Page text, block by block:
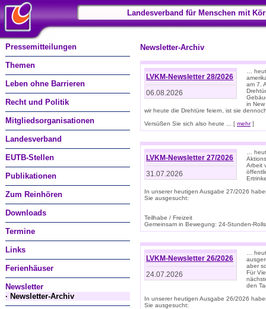
Landesverband für Menschen mit
Pressemitteilungen
Themen
Leben ohne Barrieren
Recht und Politik
Mitgliedsorganisationen
Landesverband
EUTB-Stellen
Publikationen
Zum Reinhören
Downloads
Termine
Links
Ferienhäuser
Newsletter
· Newsletter-Archiv
Newsletter-Archiv
LVKM-Newsletter 28/2026
06.08.2026
…
am 7.
in
wir heute die Drehtüre feiern, ist sie
Versüßen Sie sich also heute ... [ mehr]
LVKM-Newsletter 27/2026
31.07.2026
…
Arbeit
In unserer heutigen Ausgabe 27/2026
Sie ausgesucht:
Teilhabe / Freizeit
Gemeinsam in Bewegung: 24-Stunden-
LVKM-Newsletter 26/2026
24.07.2026
…
aber
Für
den
In unserer heutigen Ausgabe 26/2026
Sie ausgesucht: